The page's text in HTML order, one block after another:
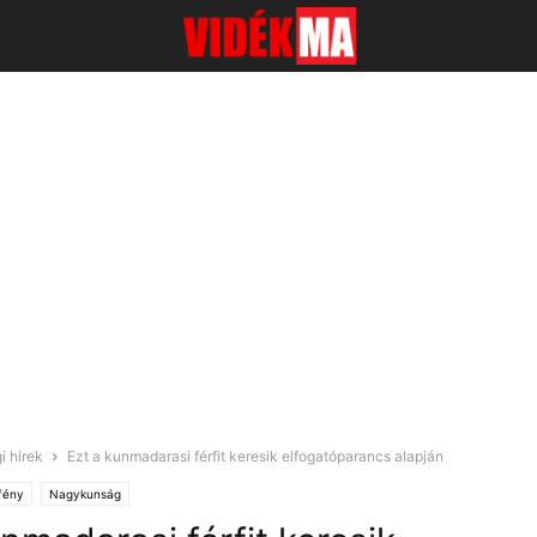
hírek Ezt a kunmadarasi férfit keresik elfogatóparancs alapján
Nagykunság